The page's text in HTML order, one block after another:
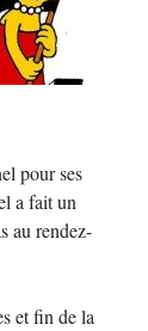
pour ses
a fait un
au rendez-
et fin de la